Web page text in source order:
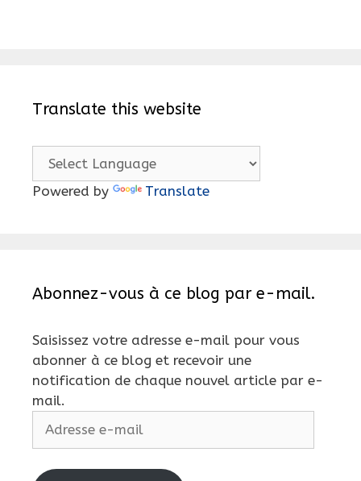
Translate this website
Powered by Translate
Abonnez-vous à ce blog par e-mail.
Saisissez votre adresse e-mail pour vous
abonner à ce blog et recevoir une
notification de chaque nouvel article par e-
mail.
e-